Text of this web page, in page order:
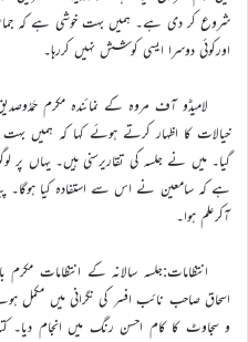
شروع کر دی ہے۔ ہمیں بہت خوشی ہے کہ
اورکوئی دوسرا ایسی کوشش نہیں کررہا۔
خیالات کا اظہار کرتے ہوئے کہا کہ ہمیں
گیا۔ میں نے جلسہ کی تقاریرسنی ہیں۔ یہاں
ہے کہ سامعین نے اس سے استفادہ کیا ہوگا۔
آکرعلم ہوا۔
انتظامات:جلسہ سالانہ کے انتظامات مکرم
اسحاق صاحب نائب افسر کی نگرانی میں مکمل
و سجاوٹ کا کام احسن رنگ میں انجام دیا۔